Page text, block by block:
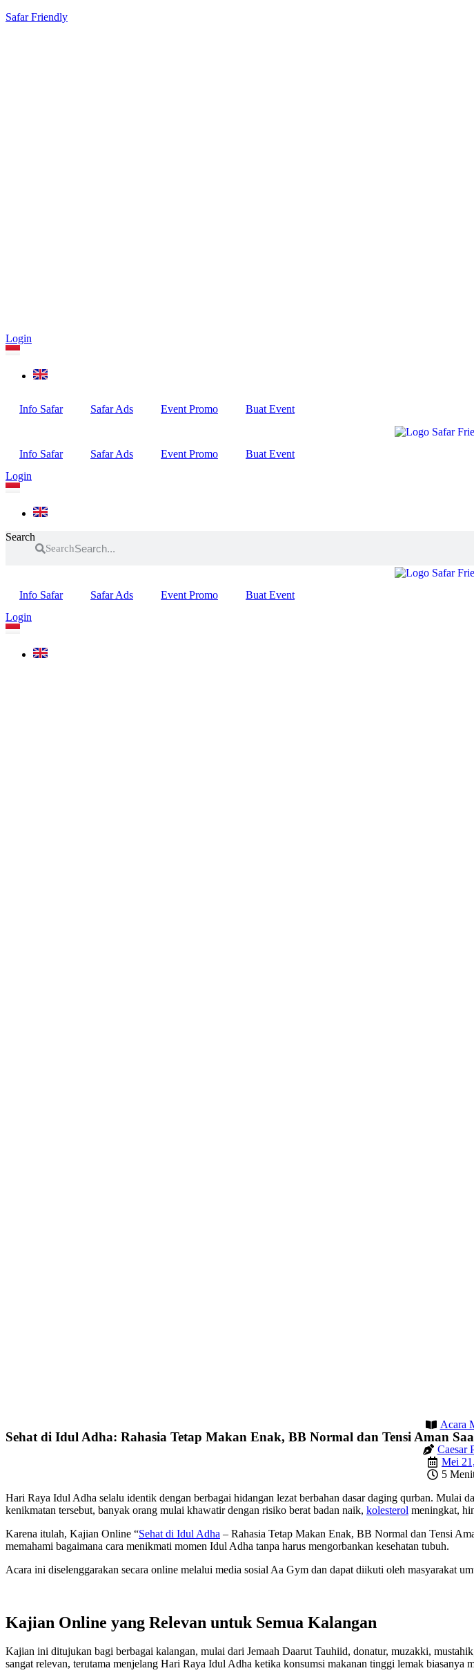
Safar Friendly
Login
Info Safar Safar Ads Event Promo Buat Event
Info Safar Safar Ads Event Promo
Buat Event
Login
Search
Search
Info Safar Safar Ads Event Promo
Buat Event
Login
Acara
Sehat di Idul Adha: Rahasia Tetap Makan Enak, BB Normal dan Tensi Aman
Caesar
Mei
5
Hari Raya Idul Adha selalu identik dengan berbagai hidangan lezat berbahan dasar daging qurban.
kenikmatan tersebut, banyak orang mulai khawatir dengan risiko berat badan naik, kolesterol meningkat,
Karena itulah, Kajian Online “Sehat di Idul Adha – Rahasia Tetap Makan Enak, BB Normal dan Tensi
memahami bagaimana cara menikmati momen Idul Adha tanpa harus mengorbankan kesehatan tubuh.
Acara ini diselenggarakan secara online melalui media sosial Aa Gym dan dapat diikuti oleh masyarakat
Kajian Online yang Relevan untuk Semua Kalangan
Kajian ini ditujukan bagi berbagai kalangan, mulai dari Jemaah Daarut Tauhiid, donatur, muzakki,
sangat relevan, terutama menjelang Hari Raya Idul Adha ketika konsumsi makanan tinggi lemak biasanya